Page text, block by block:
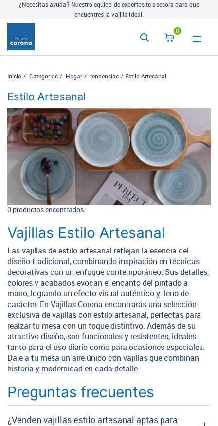
¿Necesitas ayuda? Nuestro equipo de expertos te asesora para que
encuentres la vajilla ideal.
0
Inicio Categorias Hogar tendencias Estilo Artesanal
Estilo Artesanal
0 productos encontrados
Vajillas Estilo Artesanal
Las vajillas de estilo artesanal reflejan la esencia del
diseño tradicional, combinando inspiración en técnicas
decorativas con un enfoque contemporáneo. Sus detalles,
colores y acabados evocan el encanto del pintado a
mano, logrando un efecto visual auténtico y lleno de
carácter. En Vajillas Corona encontrarás una selección
exclusiva de vajillas con estilo artesanal, perfectas para
realzar tu mesa con un toque distintivo. Además de su
atractivo diseño, son funcionales y resistentes, ideales
tanto para el uso diario como para ocasiones especiales.
Dale a tu mesa un aire único con vajillas que combinan
historia y modernidad en cada detalle.
Preguntas frecuentes
¿Venden vajillas estilo artesanal aptas para